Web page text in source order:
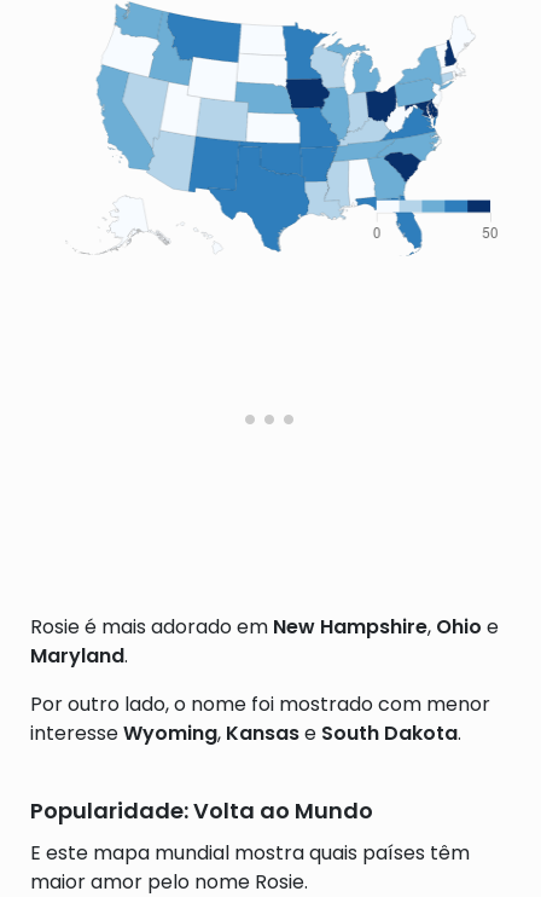
Rosie é mais adorado em New Hampshire, Ohio e
Maryland.
Por outro lado, o nome foi mostrado com menor
interesseWyoming, Kansase South Dakota.
Popularidade: Volta ao Mundo
E este mapa mundial mostra quais países têm
maior amor pelo nome Rosie.